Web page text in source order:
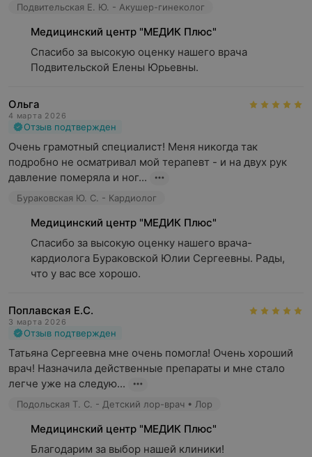
Подвительская Е. Ю. - Акушер-гинеколог
Медицинский центр "МЕДИК Плюс"
Спасибо за высокую оценку нашего врача
Подвительской Елены Юрьевны.
Ольга
4 марта 2026
Отзыв подтвержден
Очень грамотный специалист! Меня никогда так
подробно не осматривал мой терапевт - и на двух рук
давление померяла и ног...
Бураковская Ю. С. - Кардиолог
Медицинский центр "МЕДИК Плюс"
Спасибо за высокую оценку нашего врача-
кардиолога Бураковской Юлии Сергеевны. Рады,
что у вас все хорошо.
Поплавская Е.С.
3 марта 2026
Отзыв подтвержден
Татьяна Сергеевна мне очень помогла! Очень хороший
врач! Назначила действенные препараты и мне стало
легче уже на следую...
Подольская Т. С. - Детский лор-врач • Лор
Медицинский центр "МЕДИК Плюс"
Благодарим за выбор нашей клиники!